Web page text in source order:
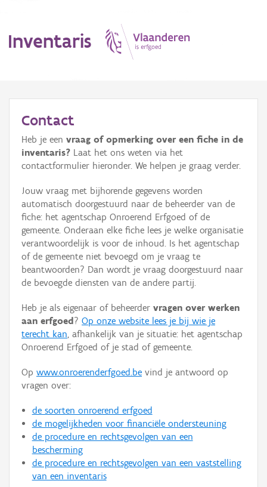
Inventaris
Erfgoedobject
Aanduidingsobject
Waarneming
Thema
Gebeurtenis
Persoon of collectief
Hergebruik
Aanmelden
Contact
Heb je een vraag of opmerking over een fiche in de
inventaris? Laat het ons weten via het
contactformulier hieronder. We helpen je graag verder.
Jouw vraag met bijhorende gegevens worden
automatisch doorgestuurd naar de beheerder van de
fiche: het agentschap Onroerend Erfgoed of de
gemeente. Onderaan elke fiche lees je welke organisatie
verantwoordelijk is voor de inhoud. Is het agentschap
of de gemeente niet bevoegd om je vraag te
beantwoorden? Dan wordt je vraag doorgestuurd naar
de bevoegde diensten van de andere partij.
Heb je als eigenaar of beheerder vragen over werken
aan erfgoed ? Op onze website lees je bij wie je
terecht kan, afhankelijk van je situatie: het agentschap
Onroerend Erfgoed of je stad of gemeente.
Op www.onroerenderfgoed.be vind je antwoord op
vragen over:
de soorten onroerend erfgoed
de mogelijkheden voor financiële ondersteuning
de procedure en rechtsgevolgen van een
bescherming
de procedure en rechtsgevolgen van een vaststelling
van een inventaris